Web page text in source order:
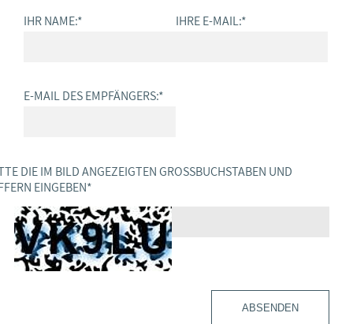
IHR NAME:* IHRE E-MAIL:*
E-MAIL DES EMPFÄNGERS:*
DIE IM BILD ANGEZEIGTEN GROSSBUCHSTABEN UND Z
EINGEBEN *
ABSENDEN